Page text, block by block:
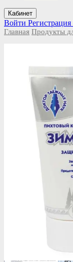
Кабинет
Войти Регистрация
Главная Продукты